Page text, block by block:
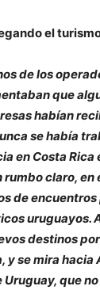
el
de los
que
habían
se había
en Costa Rica
claro, en
de
uruguayos.
destinos
y se mira hacia
que